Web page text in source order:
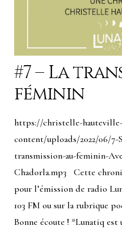
#7 – La
féminin
https://christelle-
content/uploads/2022/06/7-
transmission-au-feminin-
Chadorla.mp3 Cette
pour l’émission de radio
103 FM ou sur la rubrique
Bonne écoute ! *Lunatiq